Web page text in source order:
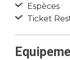
Espèces
Ticket